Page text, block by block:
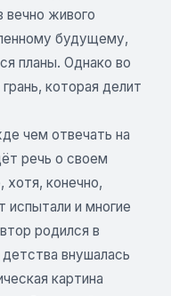
вечно живого
будущему,
планы. Однако во
которая делит
чем отвечать на
речь о своем
конечно,
испытали и многие
родился в
внушалась
картина